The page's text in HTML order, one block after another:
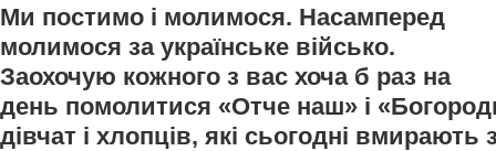
Ми постимо і молимося. Насамперед
молимося за українське військо.
Заохочую кожного з вас хоча б раз на
день помолитися «Отче наш» і
дівчат і хлопців, які сьогодні вмирають